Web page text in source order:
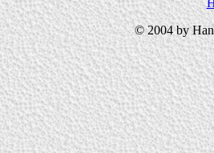
© 2004 by